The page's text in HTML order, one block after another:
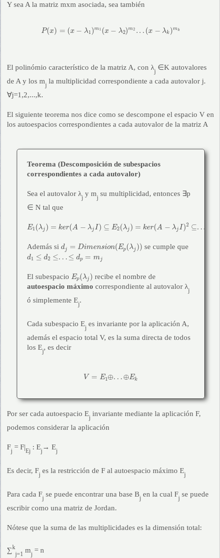
Y sea A la matriz mxm asociada, sea también
P(x) = (x − λ1)m1 (x − λ2)m2 . . . (x − λk )mk
P = 1 m1 (x ) m2.. −λ k
El polinómio característico de la matriz A, con λj ∈K autovalores
de A y los mj la multiplicidad correspondiente a cada autovalor j.
∀j=1,2,...,k.
El siguiente teorema nos dice como se descompone el espacio V en
los autoespacios correspondientes a cada autovalor de la matriz A
Teorema (Descomposición de subespacios
correspondientes a cada autovalor)
Sea el autovalor λj y mj su multiplicidad, entonces ∃p
∈ N tal que
E1(λj ) = ker(A − λjI) ⊆ E2(λj ) = ker(A − λjI)2 ⊆. . .
E1 (λ = ( −λ j E (λ )= ke (A − 2 . ⊆ p( p)= ke
Además si dj = Dimension(Ep(λj ))
d m e (E ( λj) ) se cumple que
d1 ≤ d2 ≤. . . ≤ dp = m j
d ≤d 2≤ .≤ p =m j
El subespacio Ep(λj )
Ep (λ
recibe el nombre de
autoespacio máximo correspondiente al autovalor λj
ó simplemente Ej.
Cada subespacio Ej es invariante por la aplicación A,
además el espacio total V, es la suma directa de todos
los Ej, es decir
V = E1⊕. . . ⊕Ek
V E1 ⊕ ⊕E k
Por ser cada autoespacio Ej invariante mediante la aplicación F,
podemos considerar la aplicación
Fj = F|Ej : Ej → Ej
Es decir, Fj es la restricción de F al autoespacio máximo Ej
Para cada Fj se puede encontrar una base Bj en la cual Fj se puede
escribir como una matriz de Jordan.
Nótese que la suma de las multiplicidades es la dimensión total:
∑k
j=1 mj = n